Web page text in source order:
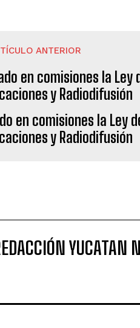
ANTERIOR
en comisiones la Ley
y Radiodifusión
YUCATAN